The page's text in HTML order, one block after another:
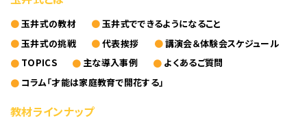
玉井式の教材
玉井式でできるようになること
玉井式の挑戦
代表挨拶
講演会＆体験会スケジュール
TOPICS
主な導入事例
よくあるご質問
コラム「才能は家庭教育で開花する」
教材ラインナップ